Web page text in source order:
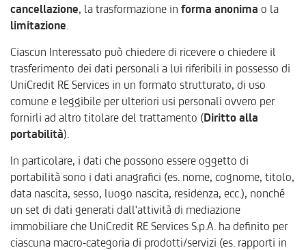
cancellazione, la trasformazione in forma anonima o la
limitazione.
Ciascun Interessato può chiedere di ricevere o chiedere il
trasferimento dei dati personali a lui riferibili in possesso di
UniCredit RE Services in un formato strutturato, di uso
comune e leggibile per ulteriori usi personali ovvero per
fornirli ad altro titolare del trattamento (Diritto alla
portabilità).
In particolare, i dati che possono essere oggetto di
portabilità sono i dati anagrafici (es. nome, cognome, titolo,
data nascita, sesso, luogo nascita, residenza, ecc.), nonché
un set di dati generati dall'attività di mediazione
immobiliare che UniCredit RE Services S.p.A. ha definito per
ciascuna macro-categoria di prodotti/servizi (es. rapporti in